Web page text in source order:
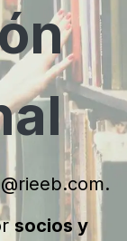
.
socios y